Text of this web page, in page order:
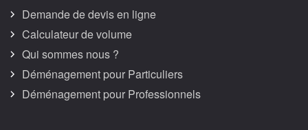
Demande de devis en ligne
Calculateur de volume
Qui sommes nous ?
Déménagement pour Particuliers
Déménagement pour Professionnels